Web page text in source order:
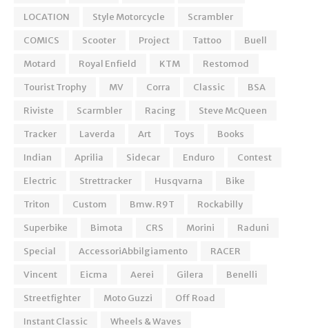
LOCATION
Style Motorcycle
Scrambler
COMICS
Scooter Project Tattoo
Buell
Motard
Royal Enfield KTM
Restomod
Tourist Trophy
MV Corra Classic
BSA
Riviste
Scarmbler Racing
Steve McQueen
Tracker
Laverda Art Toys
Books
Indian
Aprilia Sidecar Enduro
Contest
Electric
Strettracker Husqvarna
Bike
Triton
Custom Bmw. R9T
Rockabilly
Superbike
Bimota CRS Morini
Raduni
Special
AccessoriAbbilgiamento
RACER
Vincent
Eicma Aerei Gilera
Benelli
Streetfighter
Moto Guzzi
Off Road
Instant Classic
Wheels & Waves